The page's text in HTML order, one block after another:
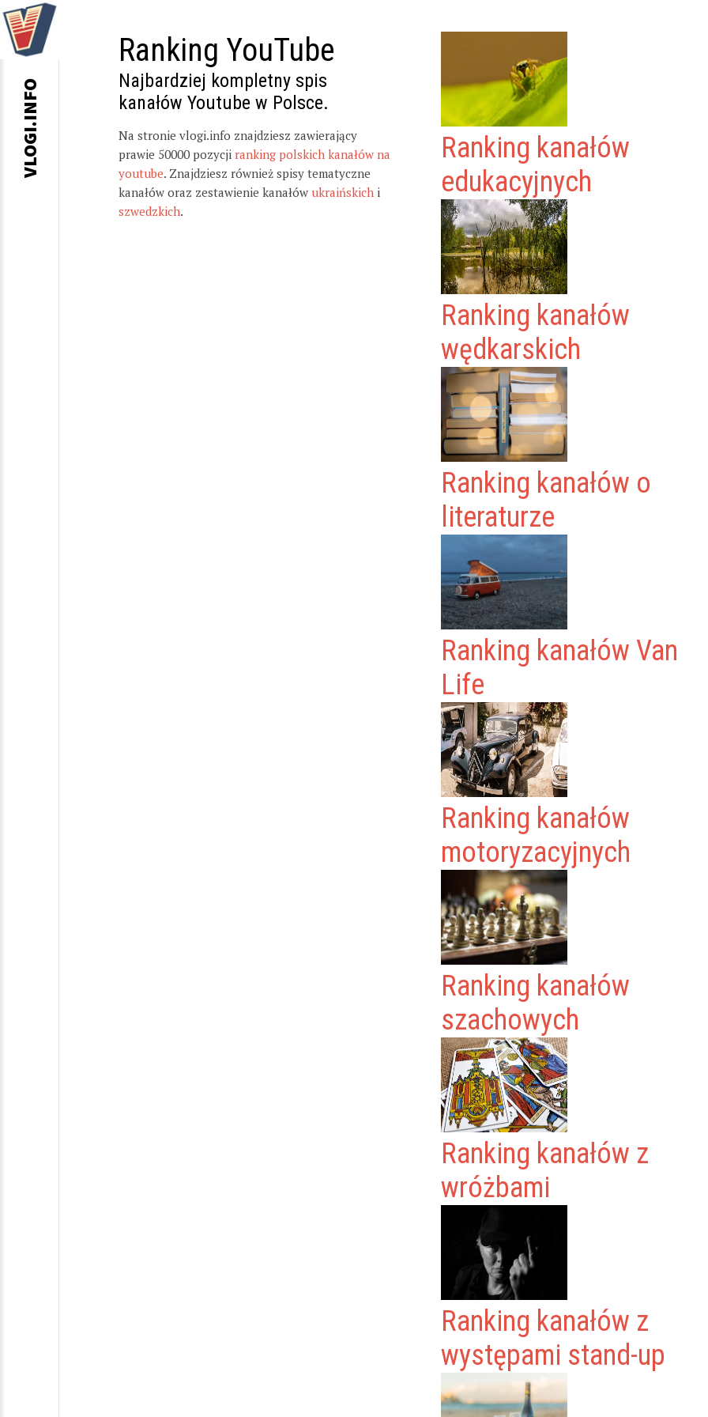
Ranking YouTube
Najbardziej kompletny spis
kanałów Youtube w Polsce.
Na stronie vlogi.info znajdziesz zawierający
prawie 50000 pozycji ranking polskich kanałów na
youtube. Znajdziesz również spisy tematyczne
kanałów oraz zestawienie kanałów ukraińskich i
szwedzkich.
Ranking kanałów
edukacyjnych
Ranking kanałów
wędkarskich
Ranking kanałów o
literaturze
Ranking kanałów Van
Life
Ranking kanałów
motoryzacyjnych
Ranking kanałów
szachowych
Ranking kanałów z
wróżbami
Ranking kanałów z
występami stand-up
VLOGI.INFO